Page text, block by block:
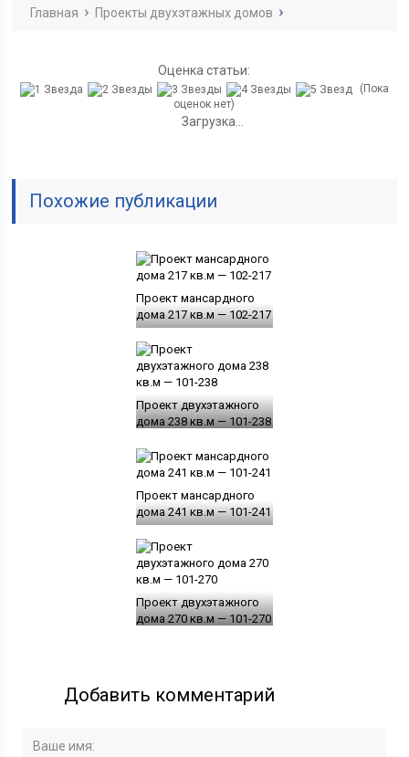
Главная Проекты двухэтажных домов
Оценка статьи:
(Пока
оценок нет)
Загрузка...
Похожие публикации
Проект мансардного
дома 217 кв.м — 102-217
Проект двухэтажного
дома 238 кв.м — 101-238
Проект мансардного
дома 241 кв.м — 101-241
Проект двухэтажного
дома 270 кв.м — 101-270
Добавить комментарий